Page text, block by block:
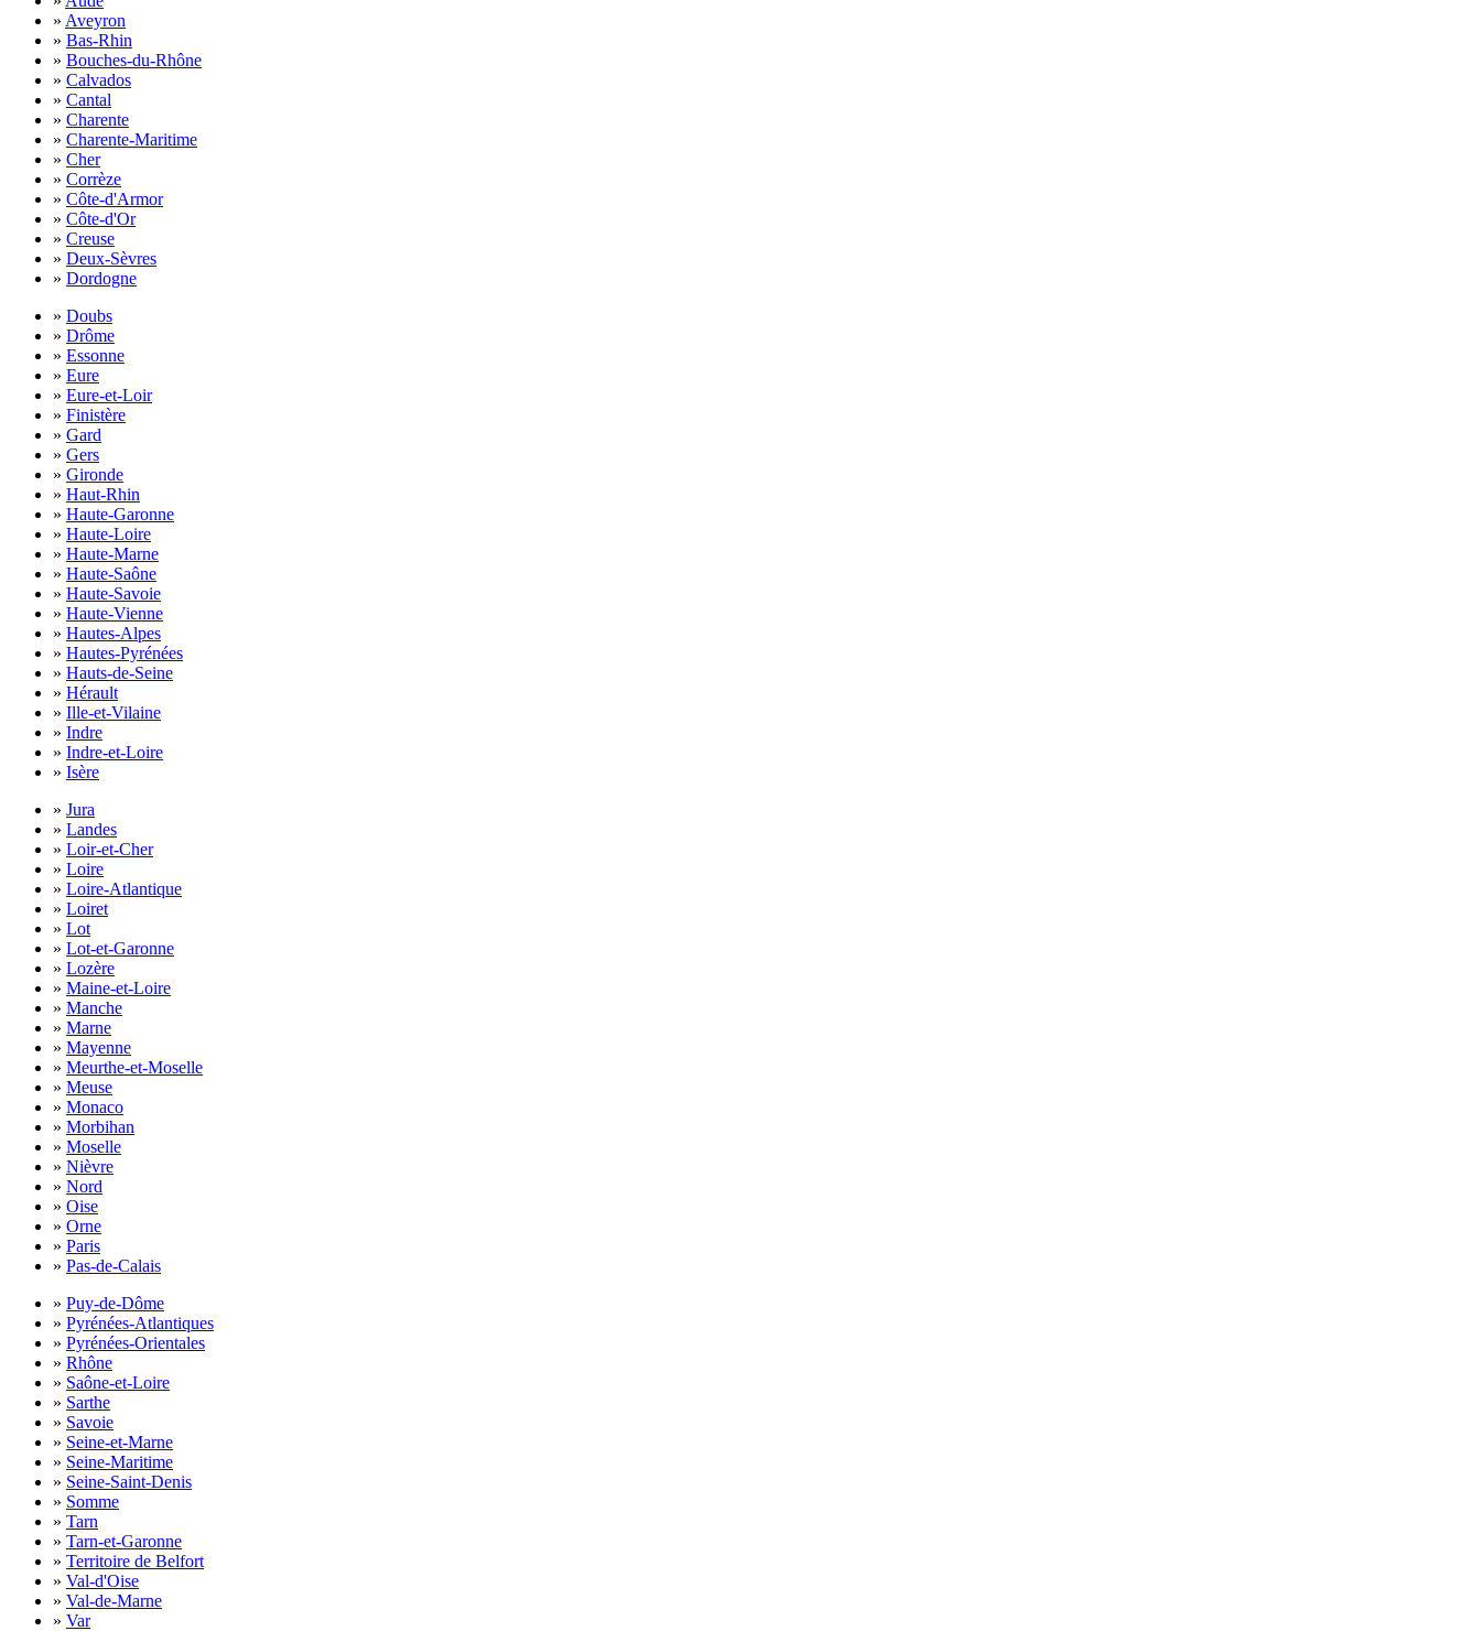
» Aveyron
» Bas-Rhin
» Bouches-du-Rhône
» Calvados
» Cantal
» Charente
» Charente-Maritime
» Cher
» Corrèze
» Côte-d'Armor
» Côte-d'Or
» Creuse
» Deux-Sèvres
» Dordogne
» Doubs
» Drôme
» Essonne
» Eure
» Eure-et-Loir
» Finistère
» Gard
» Gers
» Gironde
» Haut-Rhin
» Haute-Garonne
» Haute-Loire
» Haute-Marne
» Haute-Saône
» Haute-Savoie
» Haute-Vienne
» Hautes-Alpes
» Hautes-Pyrénées
» Hauts-de-Seine
» Hérault
» Ille-et-Vilaine
» Indre
» Indre-et-Loire
» Isère
» Jura
» Landes
» Loir-et-Cher
» Loire
» Loire-Atlantique
» Loiret
» Lot
» Lot-et-Garonne
» Lozère
» Maine-et-Loire
» Manche
» Marne
» Mayenne
» Meurthe-et-Moselle
» Meuse
» Monaco
» Morbihan
» Moselle
» Nièvre
» Nord
» Oise
» Orne
» Paris
» Pas-de-Calais
» Puy-de-Dôme
» Pyrénées-Atlantiques
» Pyrénées-Orientales
» Rhône
» Saône-et-Loire
» Sarthe
» Savoie
» Seine-et-Marne
» Seine-Maritime
» Seine-Saint-Denis
» Somme
» Tarn
» Tarn-et-Garonne
» Territoire de Belfort
» Val-d'Oise
» Val-de-Marne
» Var